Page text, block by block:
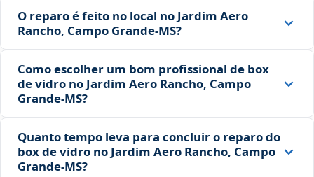
O reparo é feito no local no Jardim Aero
Rancho, Campo Grande‑MS?
Como escolher um bom profissional de box
de vidro no Jardim Aero Rancho, Campo
Grande‑MS?
Quanto tempo leva para concluir o reparo do
box de vidro no Jardim Aero Rancho, Campo
Grande‑MS?